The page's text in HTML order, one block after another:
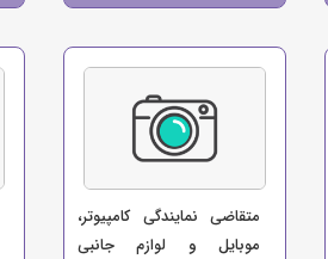
متقاضی نمایندگی کامپیوتر،
موبایل و لوازم جانبی